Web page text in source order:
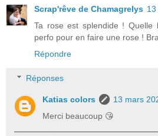
Scrap'rêve de Chamagrelys
Ta rose est splendide ! Quelle
perfo pour en faire une rose !
Répondre
Réponses
Katias colors
13 mars
Merci beaucoup 😘